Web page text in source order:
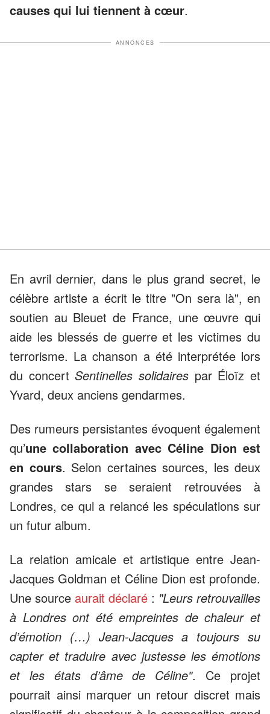
causes qui lui tiennent à cœur.
ANNONCES
En avril dernier, dans le plus grand secret, le
célèbre artiste a écrit le titre "On sera là", en
soutien au Bleuet de France, une œuvre qui
aide les blessés de guerre et les victimes du
terrorisme. La chanson a été interprétée lors
du concertSentinelles solidaires par Éloïz et
Yvard, deux anciens gendarmes.
Des rumeurs persistantes évoquent également
qu’une collaboration avec Céline Dion est
en cours. Selon certaines sources, les deux
grandes stars se seraient retrouvées à
Londres, ce qui a relancé les spéculations sur
un futur album.
La relation amicale et artistique entre Jean-
Jacques Goldman et Céline Dion est profonde.
Une source aurait déclaré : "Leurs retrouvailles
à Londres ont été empreintes de chaleur et
d’émotion (…) Jean-Jacques a toujours su
capter et traduire avec justesse les émotions
et les états d’âme de Céline". Ce projet
pourrait ainsi marquer un retour discret mais